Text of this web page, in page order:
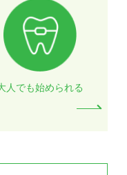
人でも始められる